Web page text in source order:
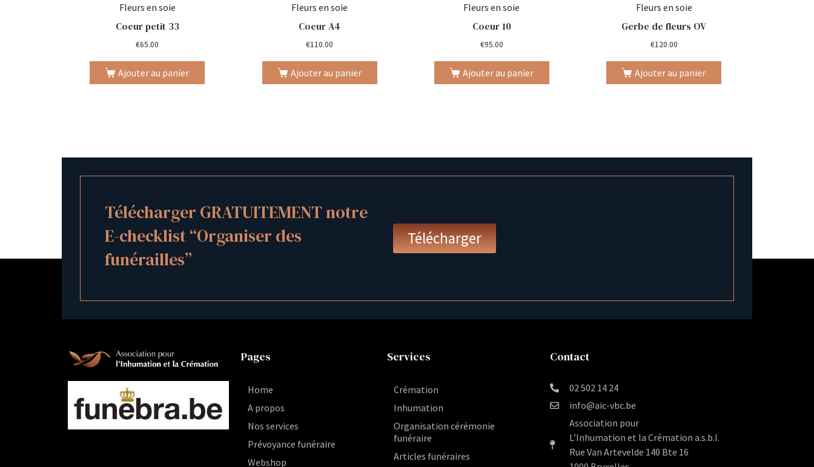
Fleurs en soie
Coeur petit 33
€65.00
Ajouter au panier
Fleurs en soie
Coeur A4
€110.00
Ajouter au panier
Fleurs en soie
Coeur 10
€95.00
Ajouter au panier
Fleurs en soie
Gerbe de fleurs OV
€120.00
Ajouter au panier
Télécharger GRATUITEMENT notre
E-checklist “Organiser des
funérailles”
Télécharger
Pages
Home
A propos
Nos services
Prévoyance funéraire
Webshop
Services
Crémation
Inhumation
Organisation cérémonie
funéraire
Articles funéraires
Contact
02 502 14 24
info@aic-vbc.be
Association pour
L’Inhumation et la Crémation a.s.b.l.
Rue Van Artevelde 140 Bte 16